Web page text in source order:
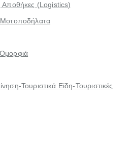
Αποθήκες (Logistics)
Μοτοποδήλατα
Τουριστικά Είδη-Τουριστικές